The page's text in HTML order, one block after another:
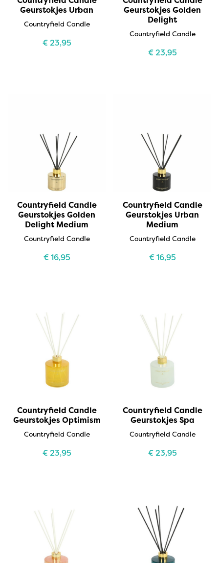
Geurstokjes Urban
Countryfield Candle
€23,95
Geurstokjes Golden
Delight
Countryfield Candle
€23,95
Countryfield Candle
Geurstokjes Golden
Delight Medium
Countryfield Candle
€16,95
Countryfield Candle
Geurstokjes Urban
Medium
Countryfield Candle
€16,95
Countryfield Candle
Geurstokjes Optimism
Countryfield Candle
€23,95
Countryfield Candle
Geurstokjes Spa
Countryfield Candle
€23,95